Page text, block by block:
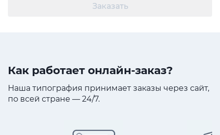
Заказать
Как работает онлайн-заказ?
Наша типография принимает заказы через сайт,
по всей стране — 24/7.